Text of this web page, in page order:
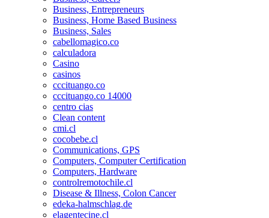
Business, Entrepreneurs
Business, Home Based Business
Business, Sales
cabellomagico.co
calculadora
Casino
casinos
cccituango.co
cccituango.co 14000
centro cias
Clean content
cmi.cl
cocobebe.cl
Communications, GPS
Computers, Computer Certification
Computers, Hardware
controlremotochile.cl
Disease & Illness, Colon Cancer
edeka-halmschlag.de
elagentecine.cl